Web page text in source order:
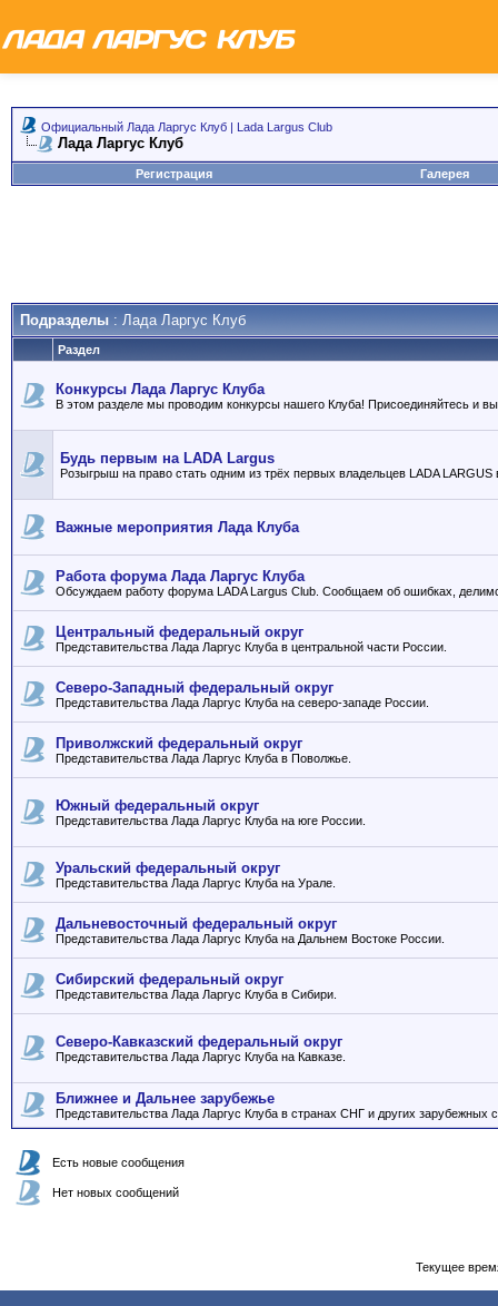
Официальный Лада Ларгус Клуб | Lada Largus Club
Лада Ларгус Клуб
Регистрация Галерея
Подразделы : Лада Ларгус Клуб
Раздел
Конкурсы Лада Ларгус Клуба
В этом разделе мы проводим конкурсы нашего Клуба! Присоединяйтесь и
Будь первым на LADA Largus
Розыгрыш на право стать одним из трёх первых владельцев LADA LARGUS
Важные мероприятия Лада Клуба
Работа форума Лада Ларгус Клуба
Обсуждаем работу форума LADA Largus Club. Сообщаем об ошибках,
Центральный федеральный округ
Представительства Лада Ларгус Клуба в центральной части России.
Северо-Западный федеральный округ
Представительства Лада Ларгус Клуба на северо-западе России.
Приволжский федеральный округ
Представительства Лада Ларгус Клуба в Поволжье.
Южный федеральный округ
Представительства Лада Ларгус Клуба на юге России.
Уральский федеральный округ
Представительства Лада Ларгус Клуба на Урале.
Дальневосточный федеральный округ
Представительства Лада Ларгус Клуба на Дальнем Востоке России.
Сибирский федеральный округ
Представительства Лада Ларгус Клуба в Сибири.
Северо-Кавказский федеральный округ
Представительства Лада Ларгус Клуба на Кавказе.
Ближнее и Дальнее зарубежье
Представительства Лада Ларгус Клуба в странах СНГ и других зарубежных
Есть новые сообщения
Нет новых сообщений
Текущее